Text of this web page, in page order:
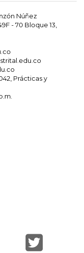
Núñez
- 70 Bloque 13,
Prácticas y